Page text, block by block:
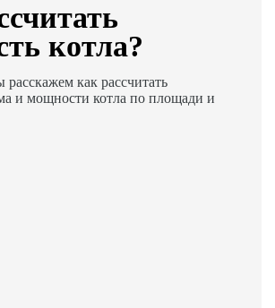
котла?
расскажем как рассчитать
и мощности котла по площади и